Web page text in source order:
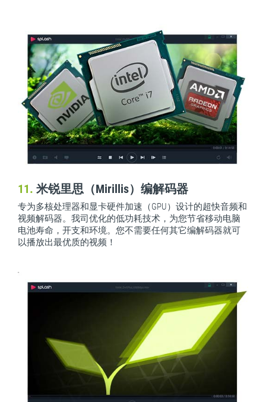
11. 米锐里思（Mirillis）编解码器
专为多核处理器和显卡硬件加速（GPU）设计的超快音频和
视频解码器。我司优化的低功耗技术，为您节省移动电脑
电池寿命，开支和环境。您不需要任何其它编解码器就可
以播放出最优质的视频！